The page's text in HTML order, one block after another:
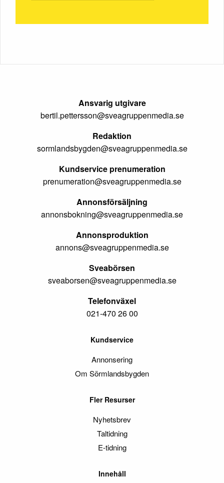
Ansvarig utgivare
bertil.pettersson@sveagruppenmedia.se
Redaktion
sormlandsbygden@sveagruppenmedia.se
Kundservice prenumeration
prenumeration@sveagruppenmedia.se
Annonsförsäljning
annonsbokning@sveagruppenmedia.se
Annonsproduktion
annons@sveagruppenmedia.se
Sveabörsen
sveaborsen@sveagruppenmedia.se
Telefonväxel
021-470 26 00
Kundservice
Annonsering
Om Sörmlandsbygden
Fler Resurser
Nyhetsbrev
Taltidning
E-tidning
Innehåll